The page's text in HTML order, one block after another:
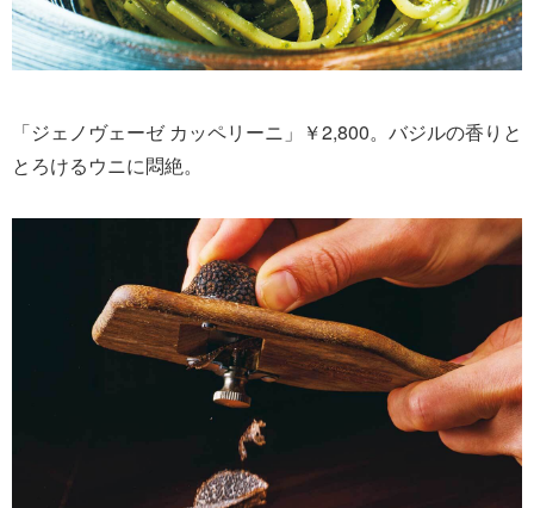
「ジェノヴェーゼ カッペリーニ」￥2,800。バジルの香りと
とろけるウニに悶絶。